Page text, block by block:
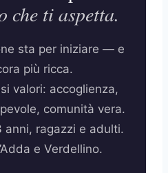
che ti aspetta.
sta per iniziare — e
più ricca.
valori: accoglienza,
comunità vera.
anni, ragazzi e adulti.
e Verdellino.